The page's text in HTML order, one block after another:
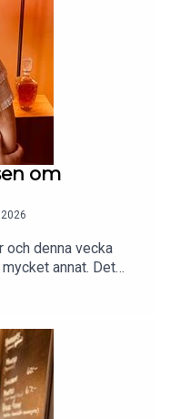
om
och denna vecka
annat. Det
för dig som
här podden på
Ny
och Anton
standupgig i bl.a.
finns nu på